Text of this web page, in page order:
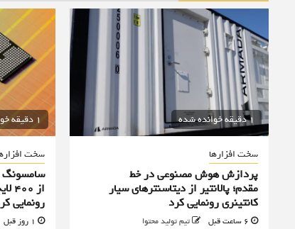
1 دقیقه خوانده شده
سخت افزارها
پردازش هوش مصنوعی در خط
مقدم؛ پالانتیر از دیتاسنترهای سیار
کانتینری رونمایی کرد
تیم تولید محتوا
1 دقیقه خوانده شده
سخت
سامسونگ
رونمایی
1 روز قبل